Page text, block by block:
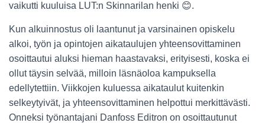
vaikutti kuuluisa LUT:n Skinnarilan henki 😊.
Kun alkuinnostus oli laantunut ja varsinainen opiskelu
alkoi, työn ja opintojen aikataulujen yhteensovittaminen
osoittautui aluksi hieman haastavaksi, erityisesti, koska ei
ollut täysin selvää, milloin läsnäoloa kampuksella
edellytettiin. Viikkojen kuluessa aikataulut kuitenkin
selkeytyivät, ja yhteensovittaminen helpottui merkittävästi.
Onneksi työnantajani Danfoss Editron on osoittautunut